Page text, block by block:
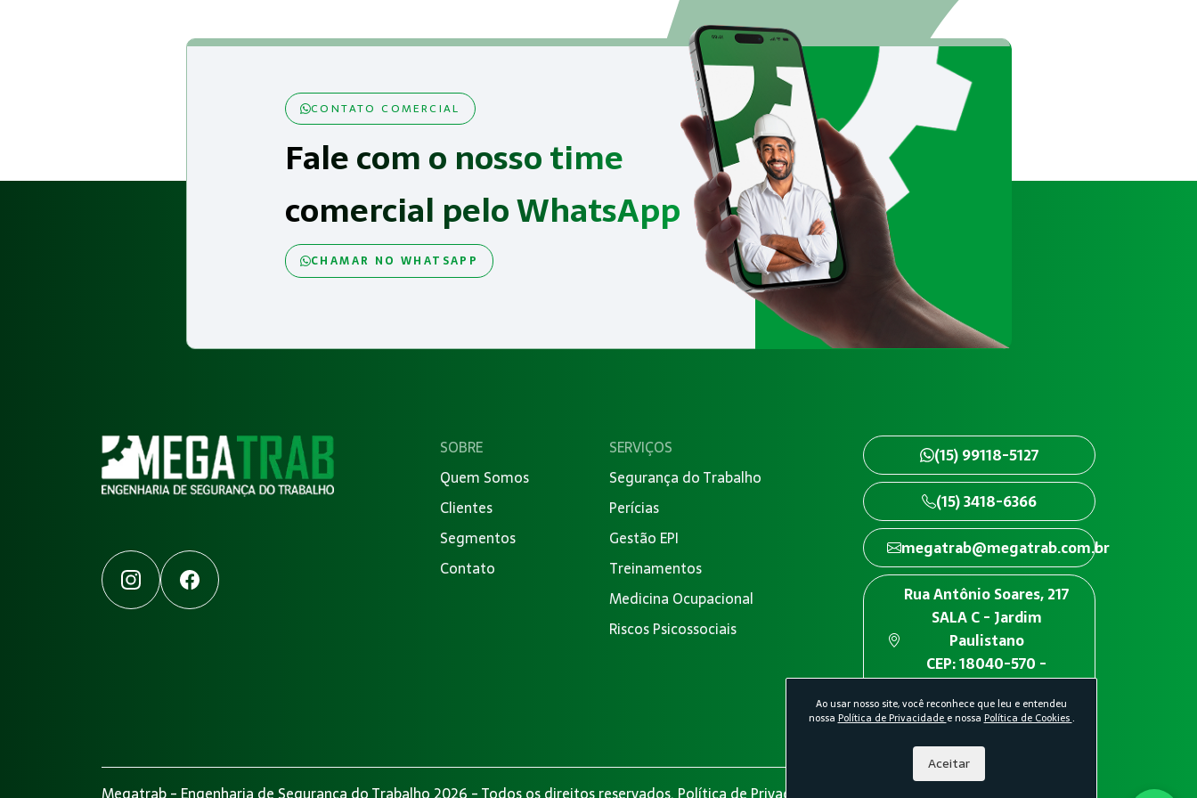
CONTATO COMERCIAL
Fale com o nosso time
comercial pelo WhatsApp
CHAMAR NO WHATSAPP
InstagramFacebook
SOBRE
Quem Somos
Clientes
Segmentos
Contato
SERVIÇOS
Segurança do Trabalho
Perícias
Gestão EPI
Treinamentos
Medicina Ocupacional
Riscos Psicossociais
(15) 99118-5127
(15) 3418-6366
megatrab@megatrab.com.br
Rua Antônio Soares, 217
SALA C - Jardim
Paulistano
CEP: 18040-570 -
Sorocaba/SP
Ao usar nosso site, você reconhece que leu e entendeu
nossa Política de Privacidade e nossa Política de Cookies.
Aceitar